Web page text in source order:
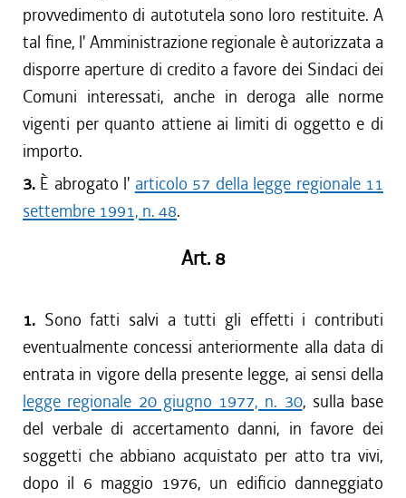
provvedimento di autotutela sono loro restituite. A
tal fine, l' Amministrazione regionale è autorizzata a
disporre aperture di credito a favore dei Sindaci dei
Comuni interessati, anche in deroga alle norme
vigenti per quanto attiene ai limiti di oggetto e di
importo.
3. È abrogato l' articolo 57 della legge regionale 11
settembre 1991, n. 48.
Art. 8
1. Sono fatti salvi a tutti gli effetti i contributi
eventualmente concessi anteriormente alla data di
entrata in vigore della presente legge, ai sensi della
legge regionale 20 giugno 1977, n. 30, sulla base
del verbale di accertamento danni, in favore dei
soggetti che abbiano acquistato per atto tra vivi,
dopo il 6 maggio 1976, un edificio danneggiato